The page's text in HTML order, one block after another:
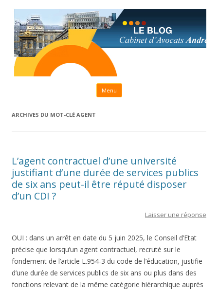
Menu Aller au contenu principal
ARCHIVES DU MOT-CLÉ AGENT
L’agent contractuel d’une université
justifiant d’une durée de services publics
de six ans peut-il être réputé disposer
d’un CDI ?
Laisser une réponse
OUI : dans un arrêt en date du 5 juin 2025, le Conseil d’Etat
précise que lorsqu’un agent contractuel, recruté sur le
fondement de l’article L.954-3 du code de l’éducation, justifie
d’une durée de services publics de six ans ou plus dans des
fonctions relevant de la même catégorie hiérarchique auprès